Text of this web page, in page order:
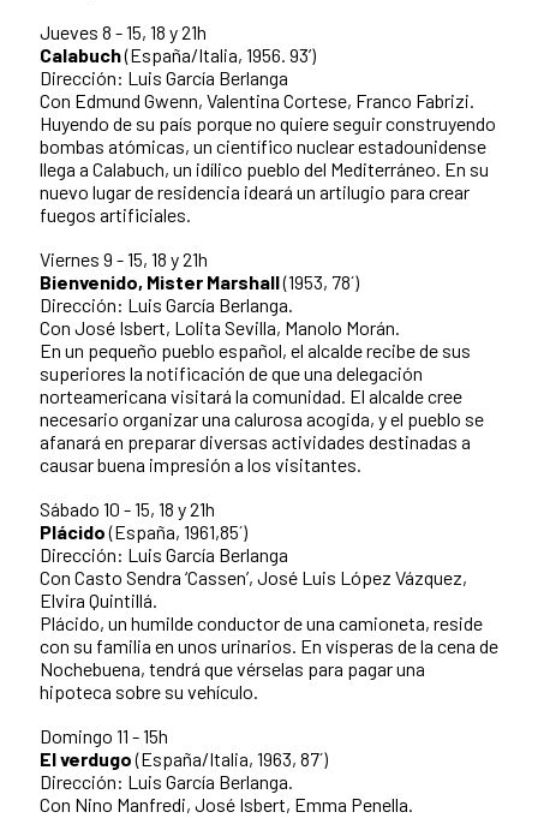
Jueves 8 - 15, 18 y 21h
Calabuch(España/Italia, 1956. 93’)
Dirección: Luis García Berlanga
Con Edmund Gwenn, Valentina Cortese, Franco Fabrizi.
Huyendo de su país porque no quiere seguir construyendo
bombas atómicas, un científico nuclear estadounidense
llega a Calabuch, un idílico pueblo del Mediterráneo. En su
nuevo lugar de residencia ideará un artilugio para crear
fuegos artificiales.
Viernes 9 - 15, 18 y 21h
Bienvenido, Mister Marshall(1953, 78´)
Dirección: Luis García Berlanga.
Con José Isbert, Lolita Sevilla, Manolo Morán.
En un pequeño pueblo español, el alcalde recibe de sus
superiores la notificación de que una delegación
norteamericana visitará la comunidad. El alcalde cree
necesario organizar una calurosa acogida, y el pueblo se
afanará en preparar diversas actividades destinadas a
causar buena impresión a los visitantes.
Sábado 10 - 15, 18 y 21h
Plácido(España, 1961,85´)
Dirección: Luis García Berlanga
Con Casto Sendra ‘Cassen’, José Luis López Vázquez,
Elvira Quintillá.
Plácido, un humilde conductor de una camioneta, reside
con su familia en unos urinarios. En vísperas de la cena de
Nochebuena, tendrá que vérselas para pagar una
hipoteca sobre su vehículo.
Domingo 11 - 15h
El verdugo(España/Italia, 1963, 87´)
Dirección: Luis García Berlanga.
Con Nino Manfredi, José Isbert, Emma Penella.